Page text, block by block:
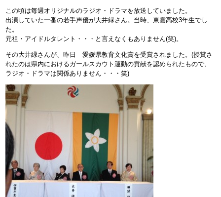
この頃は毎週オリジナルのラジオ・ドラマを放送していました。
出演していた一番の若手声優が大井緑さん。当時、東雲高校3年生でし
た。
元祖・アイドルタレント・・・と言えなくもありません(笑)。
その大井緑さんが、昨日 愛媛県教育文化賞を受賞されました。(授賞さ
れたのは県内におけるガールスカウト運動の貢献を認められたもので、
ラジオ・ドラマは関係ありません・・・笑)